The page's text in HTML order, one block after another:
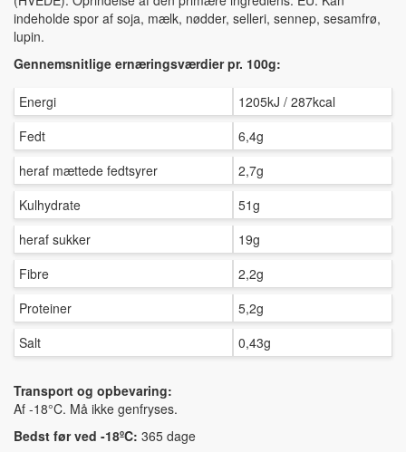
indeholde spor af soja, mælk, nødder, selleri, sennep, sesamfrø,
lupin.
Gennemsnitlige ernæringsværdier pr. 100g:
Energi
1205kJ / 287kcal
Fedt
6,4g
heraf mættede fedtsyrer
2,7g
Kulhydrate
51g
heraf sukker
19g
Fibre
2,2g
Proteiner
5,2g
Salt
0,43g
Transport og opbevaring:
Af -18°C. Må ikke genfryses.
Bedst før ved -18ºC: 365 dage